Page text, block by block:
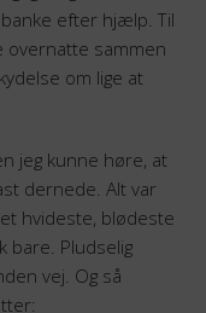
efter hjælp. Til
overnatte sammen
om lige at
jeg kunne høre, at
dernede. Alt var
hvideste, blødeste
bare. Pludselig
vej. Og så